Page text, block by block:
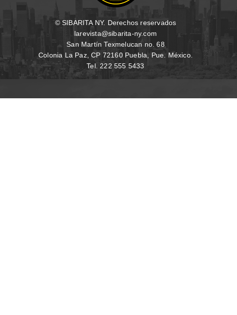
© SIBARITA NY. Derechos reservados
larevista@sibarita-ny.com
San Martín Texmelucan no. 68
Colonia La Paz, CP 72160 Puebla, Pue. México.
Tel. 222 555 5433